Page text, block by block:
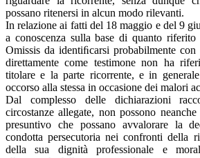
possano ritenersi in alcun modo rilevanti.
In relazione ai fatti del 18 maggio e del 9
a conoscenza sulla base di quanto
Omissis da identiﬁcarsi probabilmente
direttamente come testimone non ha
titolare e la parte ricorrente, e in
occorso alla stessa in occasione dei malori
Dal complesso delle dichiarazioni
circostanze allegate, non possono
presuntivo che possano avvalorare la
condotta persecutoria nei confronti della
della sua dignità professionale e